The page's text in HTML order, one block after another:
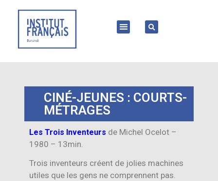
CINÉ-JEUNES : COURTS-
MÉTRAGES
Les Trois Inventeurs de Michel Ocelot –
1980 – 13min.
Trois inventeurs créent de jolies machines
utiles que les gens ne comprennent pas.